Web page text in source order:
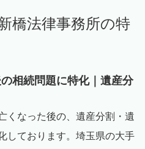
橋法律事務所の特
相続問題に特化｜ 遺産分
くなった後の、遺産分割 ・遺
しております。 埼玉県の大手